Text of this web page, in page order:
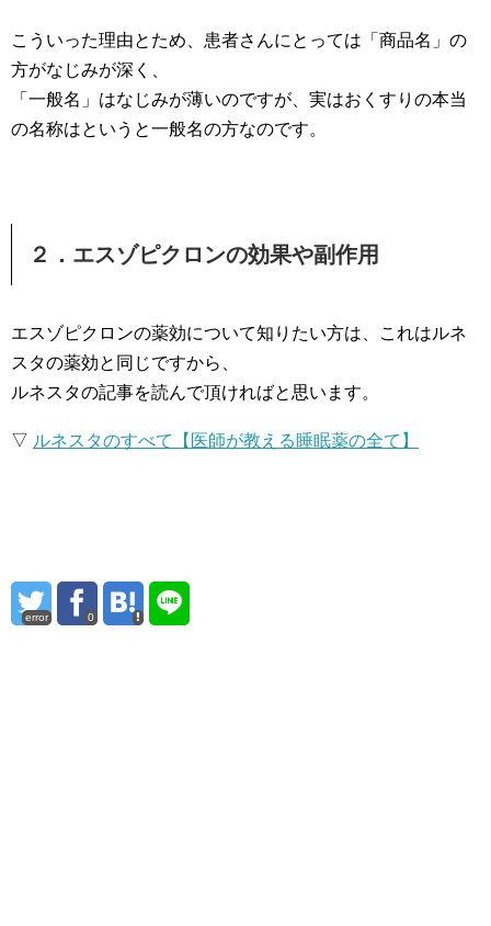
こういった理由とため、患者さんにとっては「商品名」の
方がなじみが深く、
「一般名」はなじみが薄いのですが、実はおくすりの本当
の名称はというと一般名の方なのです。
２．エスゾピクロンの効果や副作用
エスゾピクロンの薬効について知りたい方は、これはルネ
スタの薬効と同じですから、
ルネスタの記事を読んで頂ければと思います。
▽ ルネスタのすべて【医師が教える睡眠薬の全て】
error 0